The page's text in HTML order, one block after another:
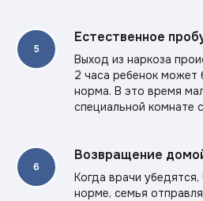
Естественное
Выход из наркоза
2 часа ребенок может
норма. В это время
специальной комнате
Возвращение
Когда врачи
норме, семья